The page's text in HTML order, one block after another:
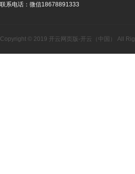
联系电话： 微信18678891333
Copyright © 2019 开云网页版-开云（中国） All